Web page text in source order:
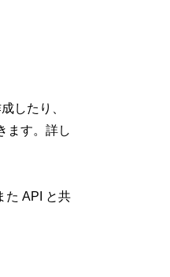
したり、
ます。詳し
た API と共